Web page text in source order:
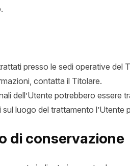
presso le sedi operative del
contatta il Titolare.
dell’Utente potrebbero essere
luogo del trattamento
di conservazione